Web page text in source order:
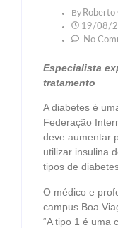
By Roberto
19/08/
No
Especialista
tratamento
A diabetes é
Federação
deve aumentar
utilizar insulina
tipos de
O médico e
campus Boa
“A tipo 1 é uma